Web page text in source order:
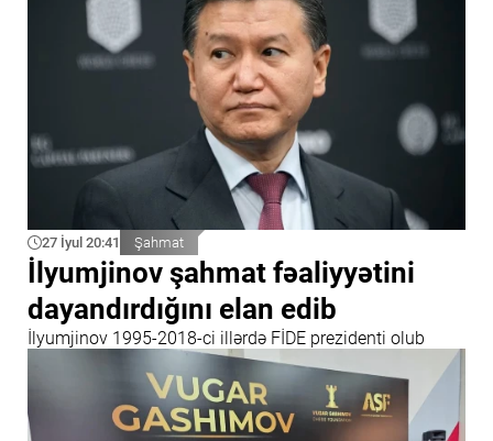
27 İyul 20:41 Şahmat
İlyumjinov şahmat fəaliyyətini
dayandırdığını elan edib
İlyumjinov 1995-2018-ci illərdə FİDE prezidenti olub